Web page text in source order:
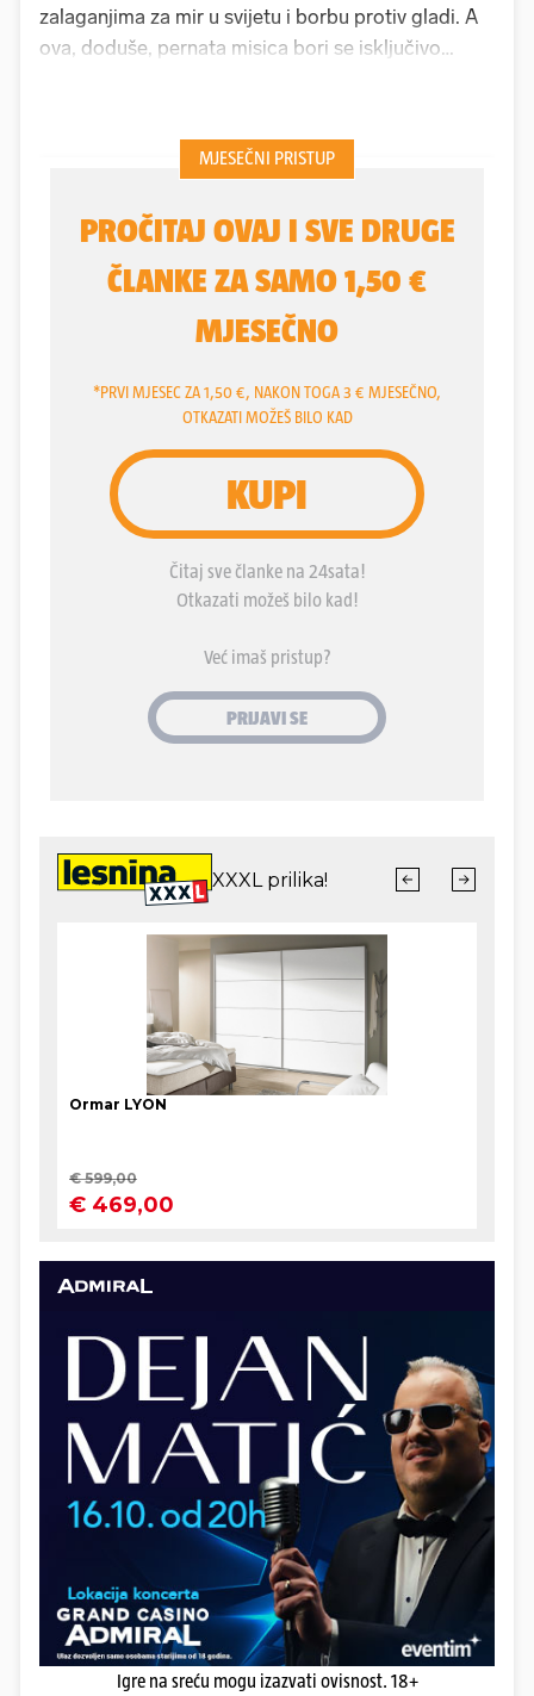
zalaganjima za mir u svijetu i borbu protiv gladi. A
ova, doduše, pernata misica bori se isključivo
najljepšu kokoš. Inače, riječ je o vrsti holandska
ćubasta kokoš. Natjecanje se dogodilo u Karancu
Igre na sreću mogu izazvati ovisnost. 18+